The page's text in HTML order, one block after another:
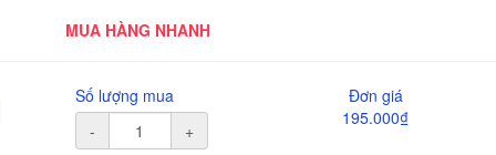
MUA HÀNG NHANH
Số lượng mua
-
+
Đơn giá
195.000₫